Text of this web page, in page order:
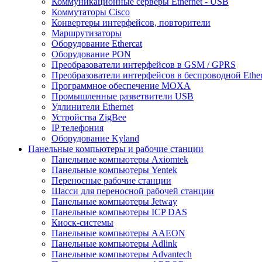
Коммутаторы Cisco
Конвертеры интерфейсов, повторители
Маршрутизаторы
Оборудование Ethercat
Оборудование PON
Преобразователи интерфейсов в GSM / GPRS
Преобразователи интерфейсов в беспроводной
Программное обеспечение MOXA
Промышленные разветвители USB
Удлинители Ethernet
Устройства ZigBee
IP телефония
Оборудование Kyland
Панельные компьютеры и рабочие станции
Панельные компьютеры Axiomtek
Панельные компьютеры Yentek
Переносные рабочие станции
Шасси для переносной рабочей станции
Панельные компьютеры Jetway
Панельные компьютеры ICP DAS
Киоск-системы
Панельные компьютеры AAEON
Панельные компьютеры Adlink
Панельные компьютеры Advantech